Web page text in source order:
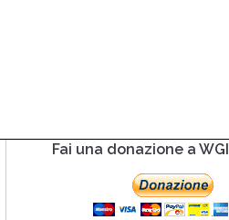
Fai una donazione a WGI